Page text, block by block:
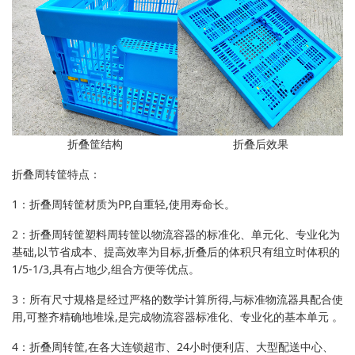
折叠筐结构
折叠后效果
折叠周转筐特点：
1：折叠周转筐材质为PP,自重轻,使用寿命长。
2：折叠周转筐塑料周转筐以物流容器的标准化、单元化、专业化为
基础,以节省成本、提高效率为目标,折叠后的体积只有组立时体积的
1/5-1/3,具有占地少,组合方便等优点。
3：所有尺寸规格是经过严格的数学计算所得,与标准物流器具配合使
用,可整齐精确地堆垛,是完成物流容器标准化、专业化的基本单元 。
4：折叠周转筐,在各大连锁超市、24小时便利店、大型配送中心、